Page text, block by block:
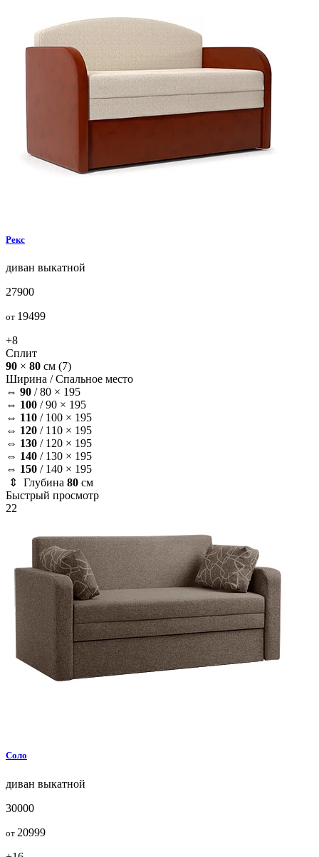
Рекс
диван выкатной
27900
от 19499
+8
Сплит
90 × 80 см (7)
Ширина /Спальное место
⇔ 90 /80 × 195
⇔ 100 /90 × 195
⇔ 110 / 100 × 195
⇔ 120 / 110 × 195
⇔ 130 / 120 × 195
⇔ 140 / 130 × 195
⇔ 150 / 140 × 195
⇕ Глубина 80 см
Быстрый просмотр
22
Соло
диван выкатной
30000
от 20999